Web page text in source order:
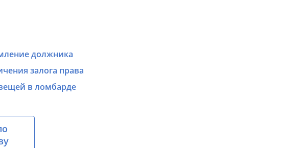
должника
залога права
в ломбарде